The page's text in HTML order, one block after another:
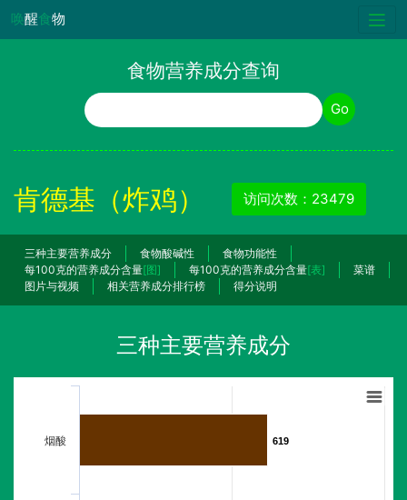
唤醒食物
食物营养成分查询
食物名称 Go
肯德基（炸鸡） 访问次数：23479
三种主要营养成分 食物酸碱性
食物功能性
每100克的营养成分含量[图] 每100克的营养成分含量[表]
菜谱
图片与视频
相关营养成分排行榜 得分说明
三种主要营养成分
619
619
烟酸